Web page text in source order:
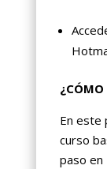
¿CÓMO
En este
curso
paso en